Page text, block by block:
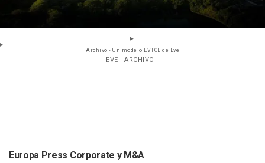
Archivo - Un modelo EVTOL de Eve
- EVE - ARCHIVO
Europa Press Corporate y M&A